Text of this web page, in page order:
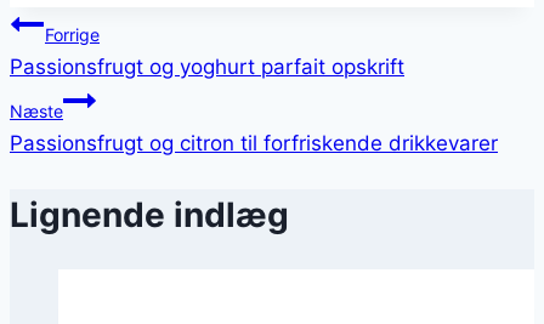
Indlægsnavigation
Forrige
Passionsfrugt og yoghurt parfait opskrift
Næste
Passionsfrugt og citron til forfriskende drikkevarer
Lignende indlæg